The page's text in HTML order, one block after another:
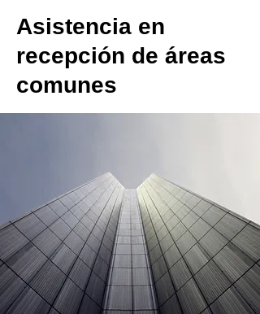
Asistencia en
recepción de áreas
comunes